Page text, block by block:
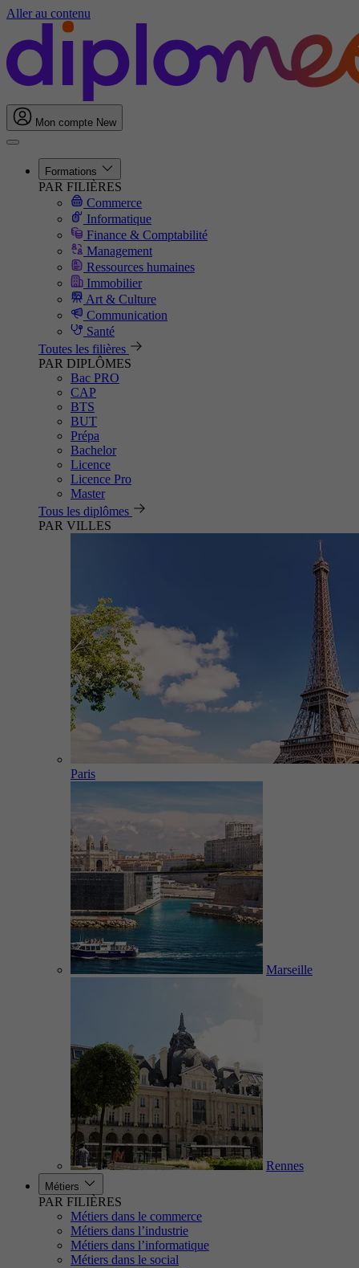
Aller au contenu
Mon compte New
Formations
PAR FILIÈRES
Commerce
Informatique
Finance & Comptabilité
Management
Ressources humaines
Immobilier
Art & Culture
Communication
Santé
Toutes les filières
PAR DIPLÔMES
Bac PRO
CAP
BTS
BUT
Prépa
Bachelor
Licence
Licence Pro
Master
Tous les diplômes
PAR VILLES
Paris
Marseille
Rennes
Métiers
PAR FILIÈRES
Métiers dans le commerce
Métiers dans l’industrie
Métiers dans l’informatique
Métiers dans le social